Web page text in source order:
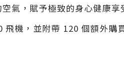
氣，賦予極致的身心健康享
機，並附帶 120 個額外購